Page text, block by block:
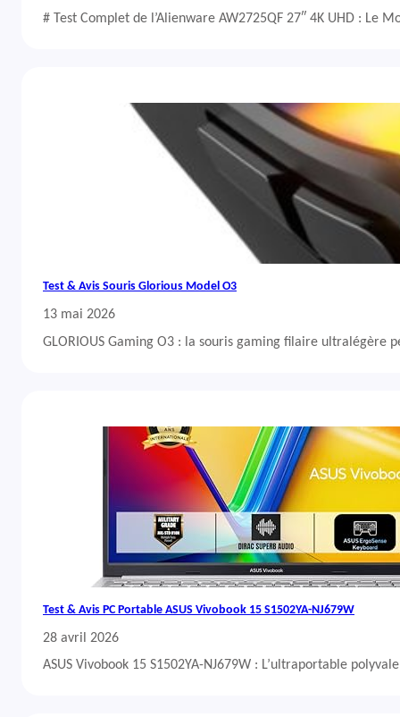
# Test Complet de l’Alienware AW2725QF 27″ 4K UHD : Le
Test & Avis Souris Glorious Model O3
13 mai 2026
GLORIOUS Gaming O3 : la souris gaming filaire ultralégère
Test & Avis PC Portable ASUS Vivobook 15 S1502YA-NJ679W
28 avril 2026
ASUS Vivobook 15 S1502YA-NJ679W : L’ultraportable